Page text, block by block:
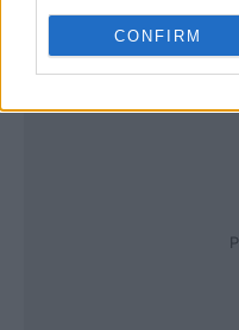
CONFIRM